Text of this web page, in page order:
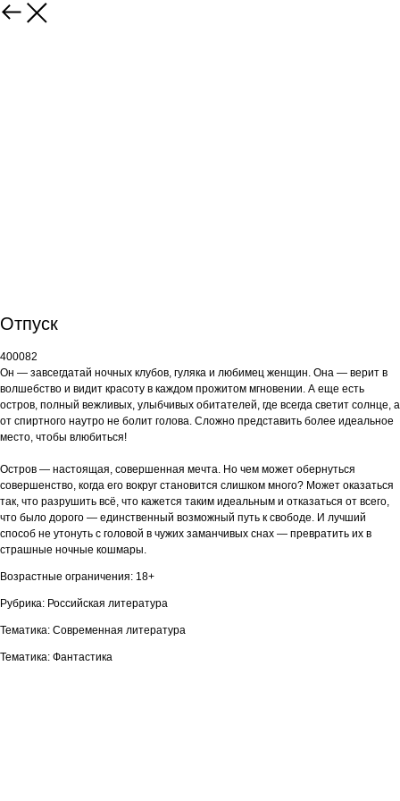
Отпуск
400082
Он — завсегдатай ночных клубов, гуляка и любимец женщин. Она — верит в
волшебство и видит красоту в каждом прожитом мгновении. А еще есть
остров, полный вежливых, улыбчивых обитателей, где всегда светит солнце, а
от спиртного наутро не болит голова. Сложно представить более идеальное
место, чтобы влюбиться!
Остров — настоящая, совершенная мечта. Но чем может обернуться
совершенство, когда его вокруг становится слишком много? Может оказаться
так, что разрушить всё, что кажется таким идеальным и отказаться от всего,
что было дорого — единственный возможный путь к свободе. И лучший
способ не утонуть с головой в чужих заманчивых снах — превратить их в
страшные ночные кошмары.
Возрастные ограничения: 18+
Рубрика: Российская литература
Тематика: Современная литература
Тематика: Фантастика